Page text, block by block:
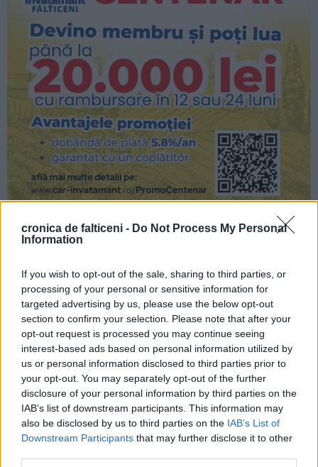
cronica de falticeni - Do Not Process My Personal
Information
If you wish to opt-out of the sale, sharing to third parties, or
processing of your personal or sensitive information for
targeted advertising by us, please use the below opt-out
section to confirm your selection. Please note that after your
opt-out request is processed you may continue seeing
interest-based ads based on personal information utilized by
us or personal information disclosed to third parties prior to
your opt-out. You may separately opt-out of the further
disclosure of your personal information by third parties on the
IAB’s list of downstream participants. This information may
also be disclosed by us to third parties on the IAB’s List of
Downstream Participants that may further disclose it to other